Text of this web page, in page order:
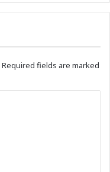
Required fields are marked